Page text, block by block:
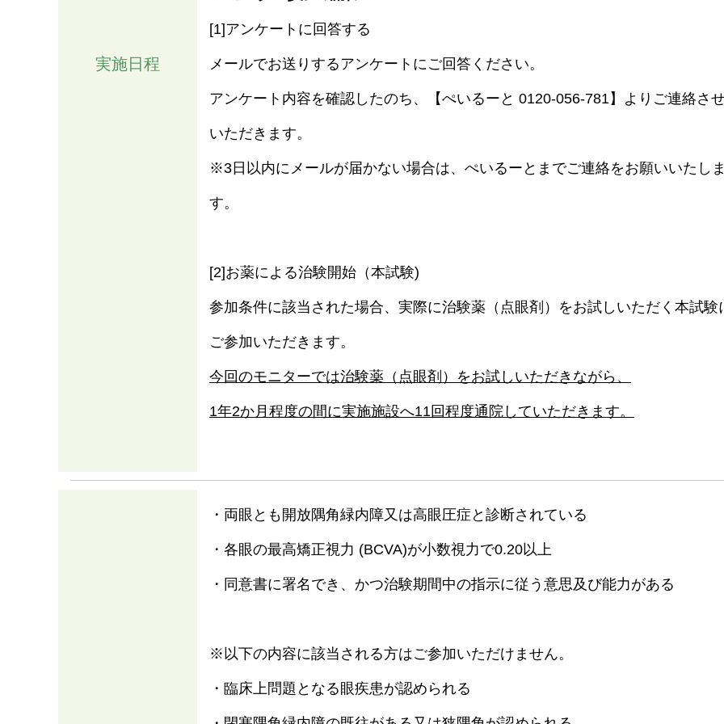
実施日程
[1]アンケートに回答する
メールでお送りするアンケートにご回答ください。
アンケート内容を確認したのち、【ぺいるーと 0120-056-781】よりご連絡さ
いただきます。
※3日以内にメールが届かない場合は、ぺいるーとまでご連絡をお願いいたしま
す。
[2]お薬による治験開始（本試験)
参加条件に該当された場合、実際に治験薬（点眼剤）をお試しいただく本試験
ご参加いただきます。
今回のモニターでは治験薬（点眼剤）をお試しいただきながら、
1年2か月程度の間に実施施設へ11回程度通院していただきます。
・両眼とも開放隅角緑内障又は高眼圧症と診断されている
・各眼の最高矯正視力 (BCVA)が小数視力で0.20以上
・同意書に署名でき、かつ治験期間中の指示に従う意思及び能力がある
※以下の内容に該当される方はご参加いただけません。
・臨床上問題となる眼疾患が認められる